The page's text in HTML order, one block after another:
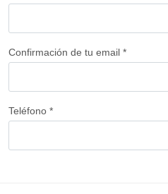
Confirmación de tu email *
Teléfono *